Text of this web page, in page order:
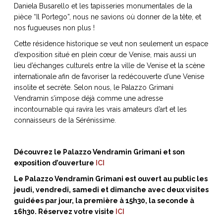
Daniela Busarello et les tapisseries monumentales de la
pièce “Il Portego”, nous ne savions où donner de la tête, et
nos fugueuses non plus !
Cette résidence historique se veut non seulement un espace
d’exposition situé en plein cœur de Venise, mais aussi un
lieu d’échanges culturels entre la ville de Venise et la scène
internationale afin de favoriser la redécouverte d’une Venise
insolite et secrète. Selon nous, le Palazzo Grimani
Vendramin s’impose déjà comme une adresse
incontournable qui ravira les vrais amateurs d’art et les
connaisseurs de la Sérénissime.
Découvrez le Palazzo Vendramin Grimani et son
exposition d’ouverture ICI
Le Palazzo Vendramin Grimani est ouvert au public les
jeudi, vendredi, samedi et dimanche avec deux visites
guidées par jour, la première à 15h30, la seconde à
16h30. Réservez votre visite ICI